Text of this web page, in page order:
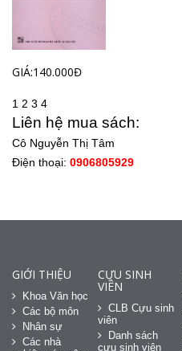
GIÁ:140.000Đ
1 2 3 4
Liên hệ mua sách:
Cô Nguyễn Thị Tâm
Điện thoại: 0906805929
GIỚI THIỆU
Khoa Văn học
Các bộ môn
Nhân sự
Các nhà
CỰU SINH
VIÊN
CLB Cựu sinh
viên
Danh sách
cựu sinh viên